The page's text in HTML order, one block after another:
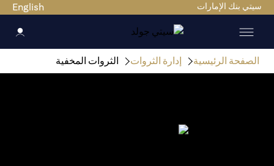
سيتي بنك الإمارات English
الصفحة الرئيسية إدارة الثروات الثروات المخفية